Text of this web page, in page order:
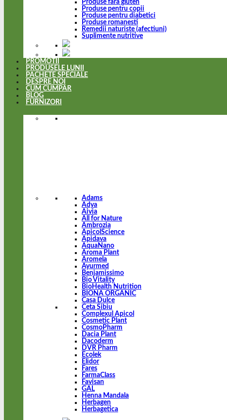
Produse fara gluten
Produse pentru copii
Produse pentru diabetici
Produse romanesti
Remedii naturiste (afectiuni)
Suplimente nutritive
PROMOTII
PRODUSELE LUNII
PACHETE SPECIALE
DESPRE NOI
CUM CUMPAR
BLOG
FURNIZORI
Adams
Adya
Aivia
All for Nature
Ambrozia
ApicolScience
Apidava
AquaNano
Aroma Plant
Aromela
Ayurmed
Benjamissimo
Bio Vitality
BioHealth Nutrition
BIONA ORGANIC
Casa Dulce
Ceta Sibiu
Complexul Apicol
Cosmetic Plant
CosmoPharm
Dacia Plant
Dacoderm
DVR Pharm
Ecolek
Elidor
Fares
FarmaClass
Favisan
GAL
Henna Mandala
Herbagen
Herbagetica